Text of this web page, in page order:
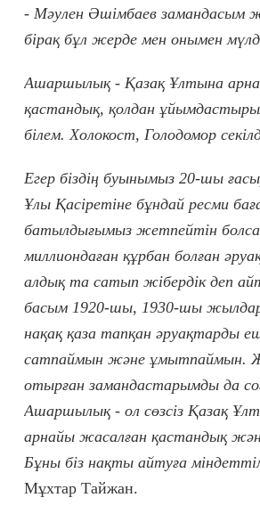
- Мәулен Әшімбаев замандасым
бірақ бұл жерде мен онымен
Ашаршылық - Қазақ Ұлтына
қастандық, қолдан
білем. Холокост, Голодомор
Егер біздің буынымыз 20-шы
Ұлы Қасіретіне бұндай ресми
батылдығымыз жетпейтін
миллиондаған құрбан болған
алдық та сатып жібердік деп
басым 1920-шы, 1930-шы
нақақ қаза тапқан әруақтарды
сатпаймын және ұмытпаймын.
отырған замандастарымды да
Ашаршылық - ол сөзсіз Қазақ
арнайы жасалған қастандық
Бұны біз нақты айтуға
Мұхтар Тайжан.